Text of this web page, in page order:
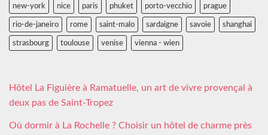
new-york nice paris phuket porto-vecchio prague
rio-de-janeiro rome saint-malo sardaigne savoie shanghai
strasbourg toulouse venise vienna - wien
Hôtel La Figuière à Ramatuelle, un art de vivre provençal à
deux pas de Saint-Tropez
Où dormir à La Rochelle ? Choisir un hôtel de charme près